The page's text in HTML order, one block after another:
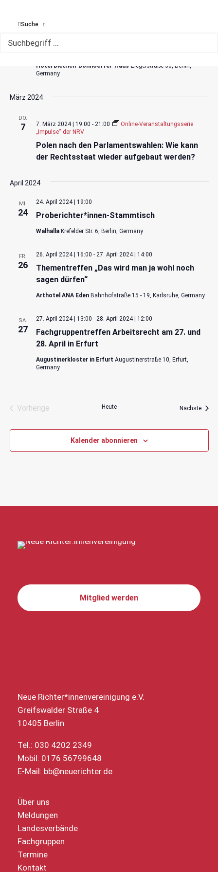
Suche
29 Bundesmitgliederversammlung 2024
Hotel Dietrich-Bonhoeffer-Haus Ziegelstraße 30, Berlin,
Germany
März 2024
DO.
7
Polen nach den Parlamentswahlen: Wie kann
der Rechtsstaat wieder aufgebaut werden?
7. März 2024 | 19:00 - 21:00
Online-Veranstaltungsserie
„Impulse“ der NRV
April 2024
MI.
24 Proberichter*innen-Stammtisch
24. April 2024 | 19:00
Walhalla Krefelder Str. 6, Berlin, Germany
FR.
26
Thementreffen „Das wird man ja wohl noch
sagen dürfen“
26. April 2024 | 16:00 - 27. April 2024 | 14:00
Arthotel ANA Eden Bahnhofstraße 15 - 19, Karlsruhe, Germany
SA.
27
Fachgruppentreffen Arbeitsrecht am 27. und
28. April in Erfurt
27. April 2024 | 13:00 - 28. April 2024 | 12:00
Augustinerkloster in Erfurt Augustinerstraße 10, Erfurt,
Germany
Vorherige
Heute Nächste
Kalender abonnieren
Mitglied werden
Neue Richter*innenvereinigung e.V.
Greifswalder Straße 4
10405 Berlin
Tel.: 030 4202 2349
Mobil: 0176 56799648
E-Mail: bb@neuerichter.de
Über uns
Meldungen
Landesverbände
Fachgruppen
Termine
Kontakt